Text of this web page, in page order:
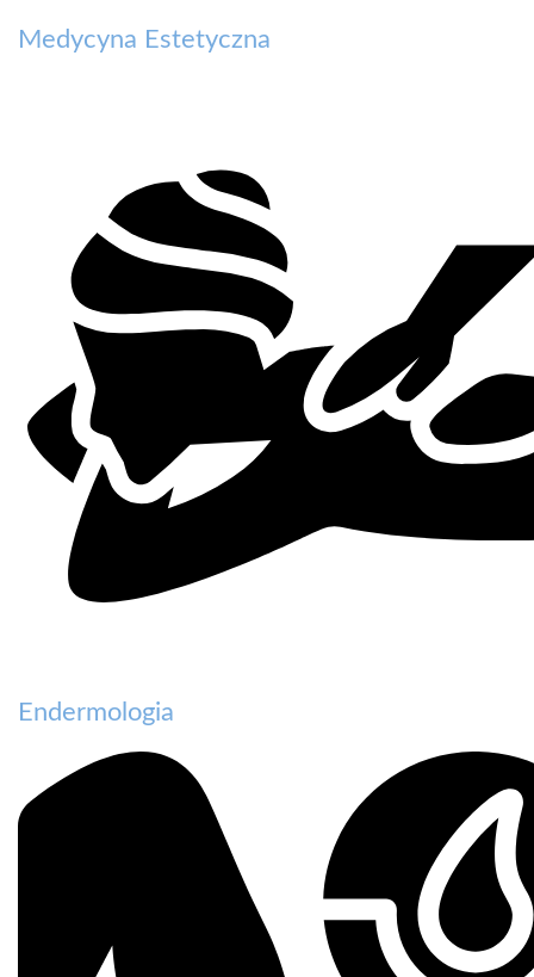
Medycyna Estetyczna
Endermologia